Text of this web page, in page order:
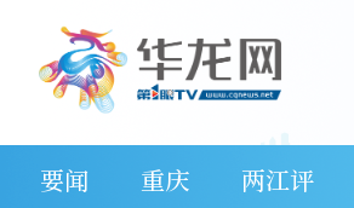
要闻 重庆 两江评